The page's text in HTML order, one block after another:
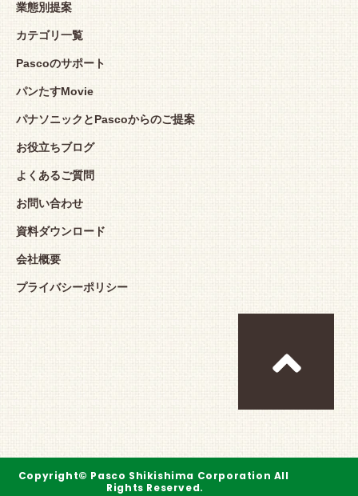
業態別提案
カテゴリ一覧
Pascoのサポート
パンたすMovie
パナソニックとPascoからのご提案
お役立ちブログ
よくあるご質問
お問い合わせ
資料ダウンロード
会社概要
プライバシーポリシー
Copyright© Pasco Shikishima Corporation All
Rights Reserved.